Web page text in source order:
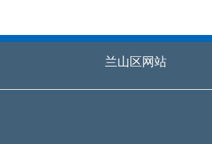
兰山区网站